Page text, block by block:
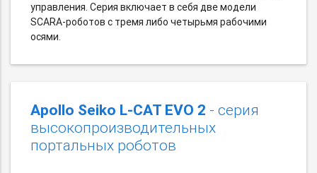
управления. Серия включает в себя две модели
SCARA-роботов с тремя либо четырьмя рабочими
осями.
Apollo Seiko L-CAT EVO 2 - серия
высокопроизводительных
портальных роботов